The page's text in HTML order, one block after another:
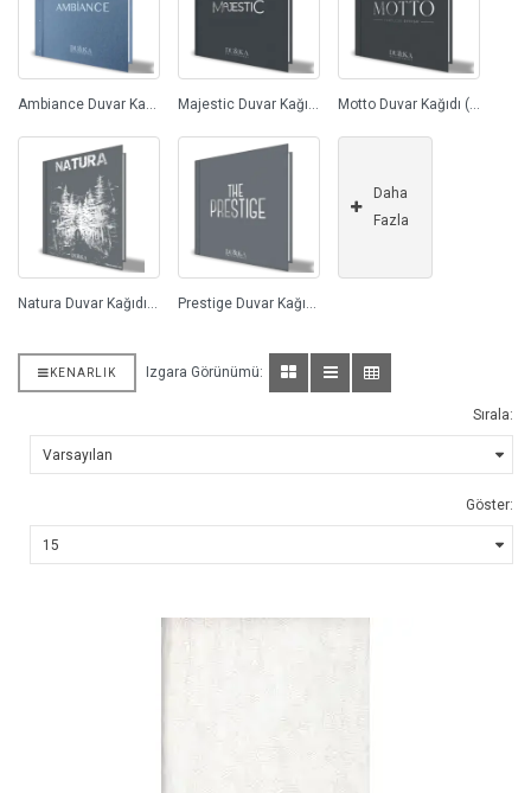
Ambiance Duvar Kağıdı (93) Majestic Duvar Kağıdı (44) Motto Duvar Kağıdı (1)
Natura Duvar Kağıdı (50) Prestige Duvar Kağıdı (48)
Daha
Fazla
KENARLIK Izgara Görünümü:
Sırala:
Göster: